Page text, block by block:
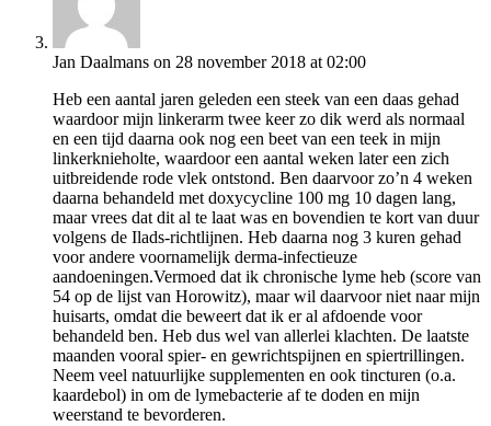
Jan Daalmans on 28 november 2018 at 02:00
Heb een aantal jaren geleden een steek van een daas gehad
waardoor mijn linkerarm twee keer zo dik werd als normaal
en een tijd daarna ook nog een beet van een teek in mijn
linkerknieholte, waardoor een aantal weken later een zich
uitbreidende rode vlek ontstond. Ben daarvoor zo’n 4 weken
daarna behandeld met doxycycline 100 mg 10 dagen lang,
maar vrees dat dit al te laat was en bovendien te kort van duur
volgens de Ilads-richtlijnen. Heb daarna nog 3 kuren gehad
voor andere voornamelijk derma-infectieuze
aandoeningen.Vermoed dat ik chronische lyme heb (score van
54 op de lijst van Horowitz), maar wil daarvoor niet naar mijn
huisarts, omdat die beweert dat ik er al afdoende voor
behandeld ben. Heb dus wel van allerlei klachten. De laatste
maanden vooral spier- en gewrichtspijnen en spiertrillingen.
Neem veel natuurlijke supplementen en ook tincturen (o.a.
kaardebol) in om de lymebacterie af te doden en mijn
weerstand te bevorderen.